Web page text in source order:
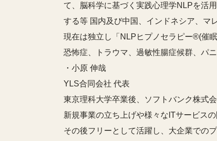
て、脳科学に基づく実践心理学NLPを活
する等 国内及び中国、インドネシア、マ
現在は独立し「NLPヒプノセラピー®(催
恐怖症、トラウマ、過敏性腸症候群、パ
・小原 伸哉
YLS合同会社 代表
東京理科大学卒業後、ソフトバンク株式会
新規事業の立ち上げや様々なITサービスの
その後フリーとして活躍し、大企業での